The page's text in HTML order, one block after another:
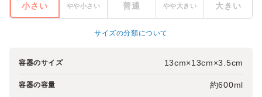
小さい やや小さい 普通 やや大きい 大きい
サイズの分類について
容器のサイズ 13cm×13cm×3.5cm
容器の容量 約600ml